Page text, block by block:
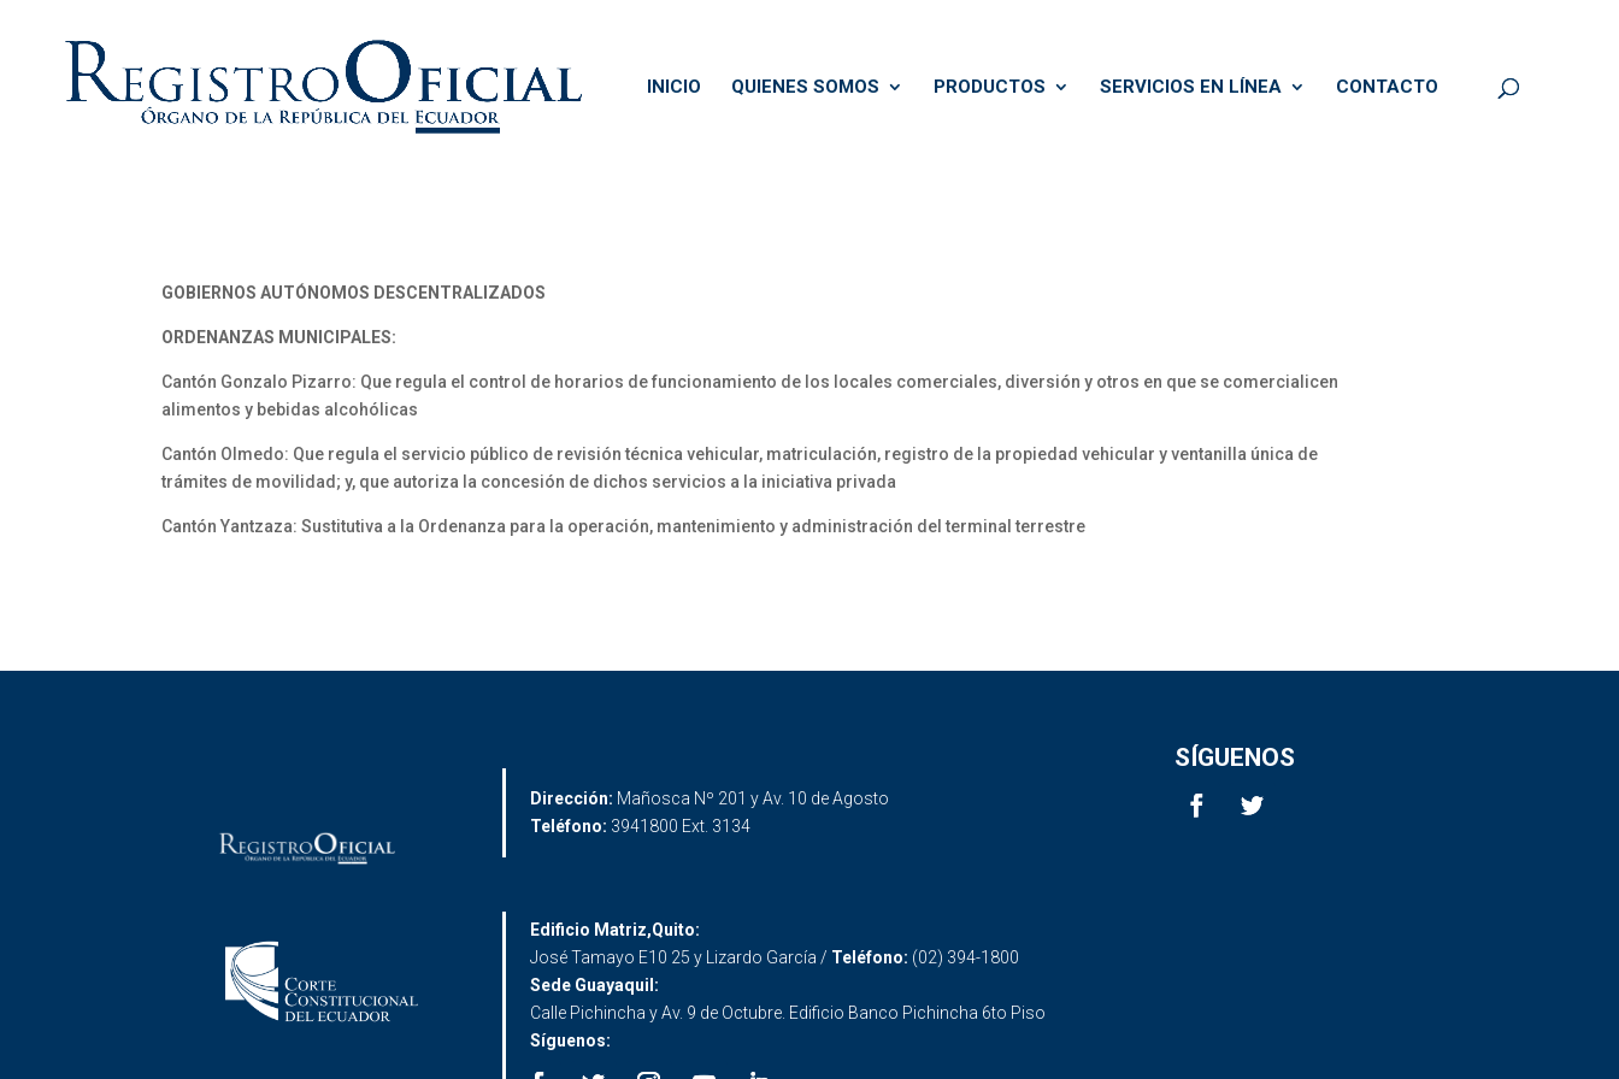
INICIO QUIENES SOMOS PRODUCTOS SERVICIOS EN LÍNEA CONTACTO
GOBIERNOS AUTÓNOMOS DESCENTRALIZADOS
ORDENANZAS MUNICIPALES:
Cantón Gonzalo Pizarro: Que regula el control de horarios de funcionamiento de los locales comerciales, diversión y otros en que se comercialicen
alimentos y bebidas alcohólicas
Cantón Olmedo: Que regula el servicio público de revisión técnica vehicular, matriculación, registro de la propiedad vehicular y ventanilla única de
trámites de movilidad; y, que autoriza la concesión de dichos servicios a la iniciativa privada
Cantón Yantzaza: Sustitutiva a la Ordenanza para la operación, mantenimiento y administración del terminal terrestre
Dirección: Mañosca Nº 201 y Av. 10 de Agosto
Teléfono: 3941800 Ext. 3134
SÍGUENOS
Edificio Matriz,Quito:
José Tamayo E10 25 y Lizardo García / Teléfono: (02) 394-1800
Sede Guayaquil:
Calle Pichincha y Av. 9 de Octubre. Edificio Banco Pichincha 6to Piso
Síguenos: